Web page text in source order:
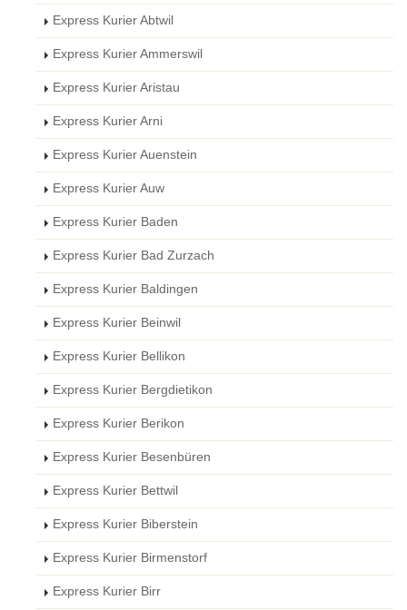
Express Kurier Abtwil
Express Kurier Ammerswil
Express Kurier Aristau
Express Kurier Arni
Express Kurier Auenstein
Express Kurier Auw
Express Kurier Baden
Express Kurier Bad Zurzach
Express Kurier Baldingen
Express Kurier Beinwil
Express Kurier Bellikon
Express Kurier Bergdietikon
Express Kurier Berikon
Express Kurier Besenbüren
Express Kurier Bettwil
Express Kurier Biberstein
Express Kurier Birmenstorf
Express Kurier Birr